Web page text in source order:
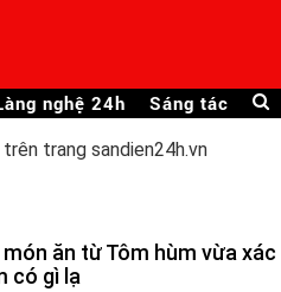
nghệ 24h Sáng tác
trang sandien24h.vn
món ăn từ Tôm hùm vừa
có gì lạ